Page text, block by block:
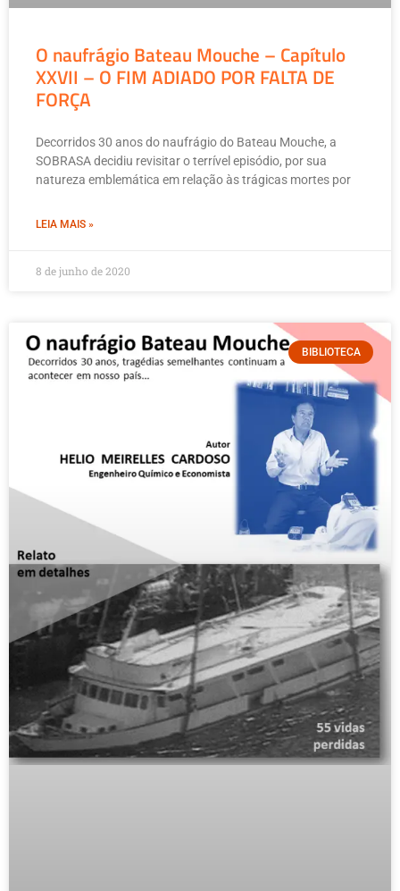
O naufrágio Bateau Mouche – Capítulo
XXVII – O FIM ADIADO POR FALTA DE
FORÇA
Decorridos 30 anos do naufrágio do Bateau Mouche, a
SOBRASA decidiu revisitar o terrível episódio, por sua
natureza emblemática em relação às trágicas mortes por
LEIA MAIS »
8 de junho de 2020
BIBLIOTECA